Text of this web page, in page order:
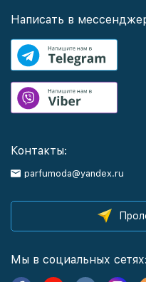
Написать в
Контакты:
parfumoda@yandex.ru
Мы в социальных сетях: